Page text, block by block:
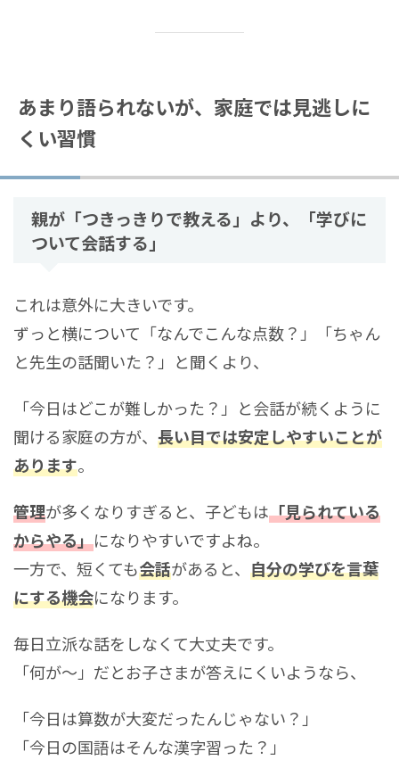
あまり語られないが、家庭では見逃しに
くい習慣
親が「つきっきりで教える」より、「学びに
ついて会話する」
これは意外に大きいです。
ずっと横について「なんでこんな点数？」「ちゃん
と先生の話聞いた？」と聞くより、
「今日はどこが難しかった？」と会話が続くように
聞ける家庭の方が、 長い目では安定しやすいことが
あります。
管理が多くなりすぎると、子どもは「見られている
からやる」になりやすいですよね。
一方で、短くても会話があると、 自分の学びを言葉
にする機会になります。
毎日立派な話をしなくて大丈夫です。
「何が～」だとお子さまが答えにくいようなら、
「今日は算数が大変だったんじゃない？」
「今日の国語はそんな漢字習った？」